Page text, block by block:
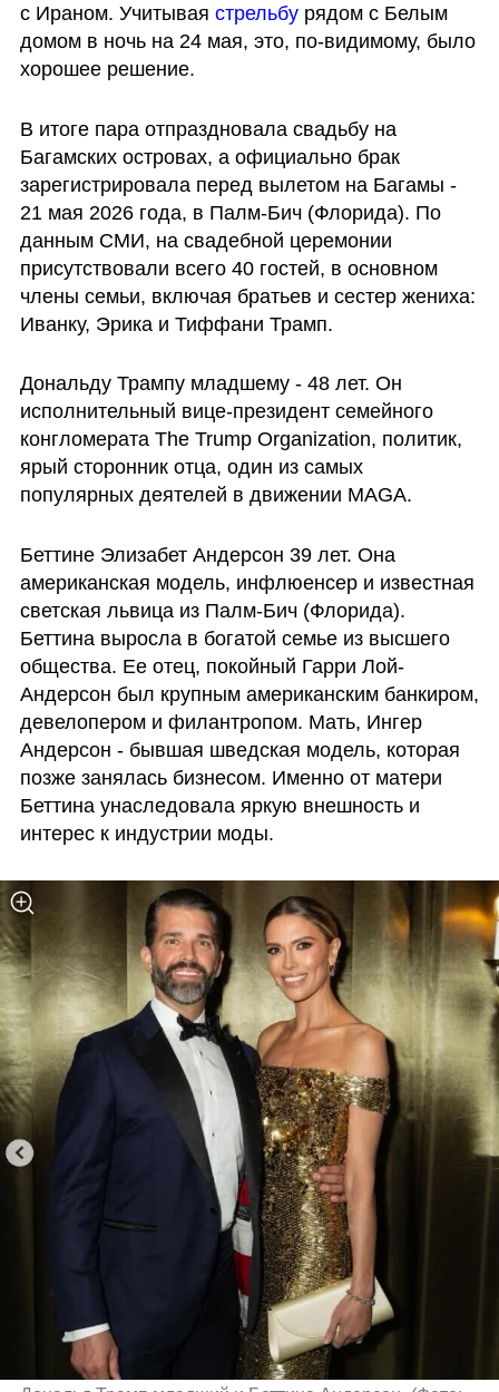
с Ираном. Учитывая стрельбу рядом с Белым
домом в ночь на 24 мая, это, по-видимому, было
хорошее решение.
В итоге пара отпраздновала свадьбу на
Багамских островах, а официально брак
зарегистрировала перед вылетом на Багамы -
21 мая 2026 года, в Палм-Бич (Флорида). По
данным СМИ, на свадебной церемонии
присутствовали всего 40 гостей, в основном
члены семьи, включая братьев и сестер жениха:
Иванку, Эрика и Тиффани Трамп.
Дональду Трампу младшему - 48 лет. Он
исполнительный вице-президент семейного
конгломерата The Trump Organization, политик,
ярый сторонник отца, один из самых
популярных деятелей в движении MAGA.
Беттине Элизабет Андерсон 39 лет. Она
американская модель, инфлюенсер и известная
светская львица из Палм-Бич (Флорида).
Беттина выросла в богатой семье из высшего
общества. Ее отец, покойный Гарри Лой-
Андерсон был крупным американским банкиром,
девелопером и филантропом. Мать, Ингер
Андерсон - бывшая шведская модель, которая
позже занялась бизнесом. Именно от матери
Беттина унаследовала яркую внешность и
интерес к индустрии моды.